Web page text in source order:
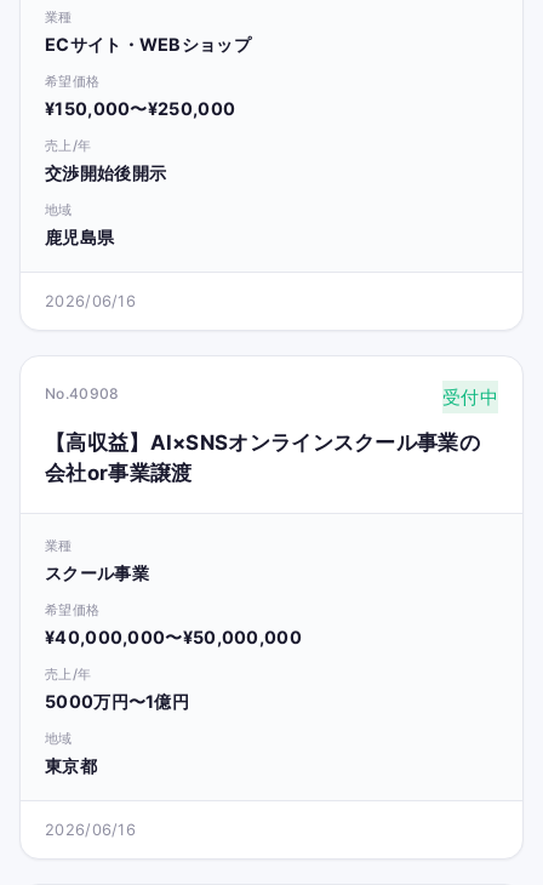
業種
ECサイト・WEBショップ
希望価格
¥150,000〜¥250,000
売上/年
交渉開始後開示
地域
鹿児島県
2026/06/16
No.40908 受付中
【高収益】AI×SNSオンラインスクール事業の
会社or事業譲渡
業種
スクール事業
希望価格
¥40,000,000〜¥50,000,000
売上/年
5000万円〜1億円
地域
東京都
2026/06/16